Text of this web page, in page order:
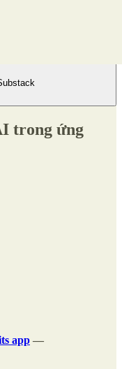
trong ứng
app —